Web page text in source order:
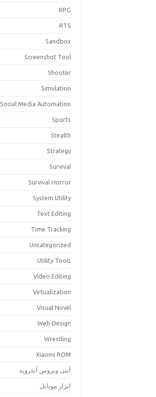
RPG
RTS
Sandbox
Screenshot Tool
Shooter
Simulation
Social Media Automation
Sports
Stealth
Strategy
Survival
Survival Horror
System Utility
Text Editing
Time Tracking
Uncategorized
Utility Tools
Video Editing
Virtualization
Visual Novel
Web Design
Wrestling
Xiaomi ROM
آنتی ویروس آندروید
ابزار موبایل